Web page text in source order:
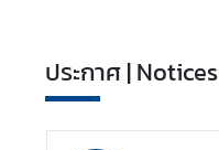
ง
ก
า
ประกาศ | Notices